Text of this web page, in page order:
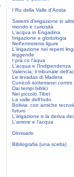
I Ru della Valle d'Aosta
Sistemi d'irrigazione in
mondo e curiosità
L'acqua in Engadina
Irrigazione e glottologia
Nell'entroterra ligure
L'iirigazione nei reperti
leggende
I prà co l'àqua
L'acqua e l'Indipendenza
Valencia: il tribunale
Le levadas di Madera
Cunicoli sotterranei contro
Dai tempi biblici
Nel piccolo Tibet
La valle dell'Indo
Bolivia: con antiche
futuro
L'iirigazione e la deriva
L'amore e l'acqua
Glossario
Bibliografia (una scelta)